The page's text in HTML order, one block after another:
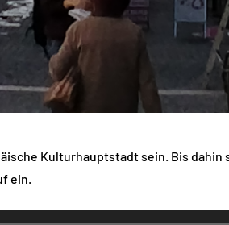
Kulturhauptstadt sein. Bis
ein.